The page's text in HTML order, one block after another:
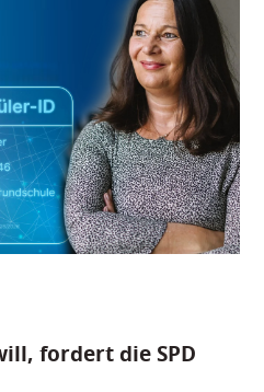
fordert die SPD